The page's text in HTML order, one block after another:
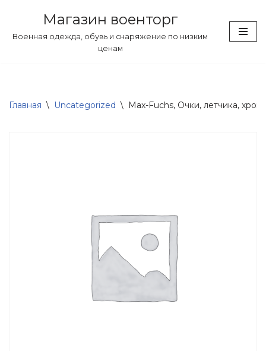
Перейти
Магазин военторг
Военная одежда, обувь и снаряжение по низким
ценам
Главная \ Uncategorized \ Max-Fuchs, Очки, летчика, хром,